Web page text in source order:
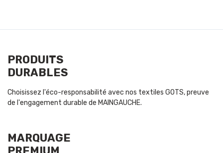
PRODUITS
DURABLES
Choisissez l'éco-responsabilité avec nos textiles GOTS, preuve
de l'engagement durable de MAINGAUCHE.
MARQUAGE